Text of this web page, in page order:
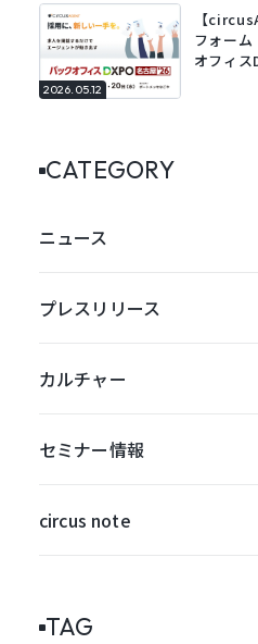
2026.05.12
【
フォー
オフィス
CATEGORY
ニュース
プレスリリース
カルチャー
セミナー情報
circus note
TAG